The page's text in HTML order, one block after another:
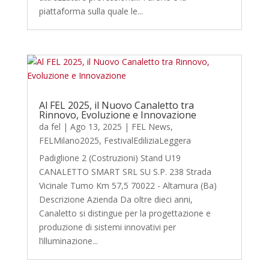
piattaforma sulla quale le...
Al FEL 2025, il Nuovo Canaletto tra
Rinnovo, Evoluzione e Innovazione
da fel | Ago 13, 2025 | FEL News,
FELMilano2025, FestivalEdiliziaLeggera
Padiglione 2 (Costruzioni) Stand U19
CANALETTO SMART SRL SU S.P. 238 Strada
Vicinale Tumo Km 57,5 70022 - Altamura (Ba)
Descrizione Azienda Da oltre dieci anni,
Canaletto si distingue per la progettazione e
produzione di sistemi innovativi per
l’illuminazione...